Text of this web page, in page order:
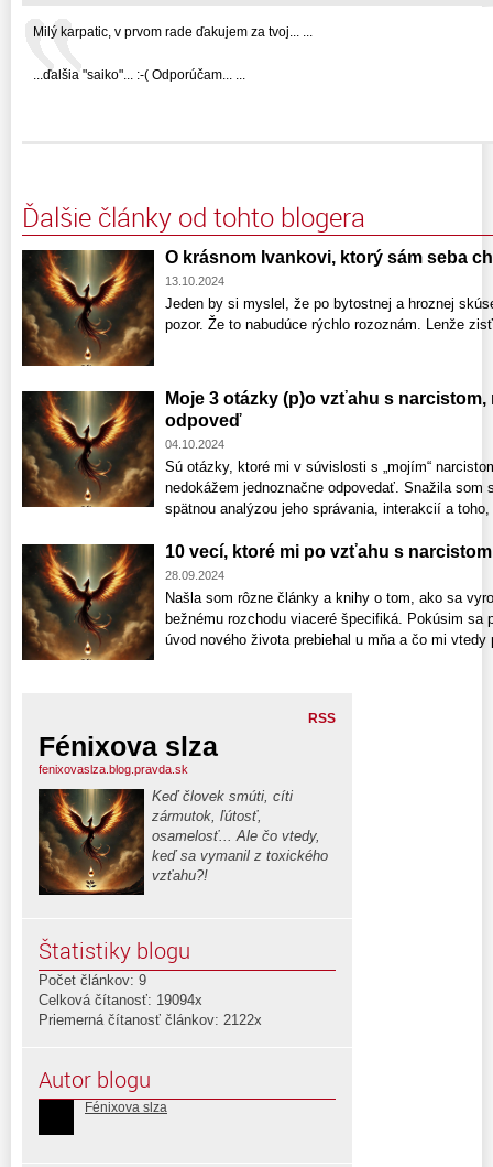
Milý karpatic, v prvom rade ďakujem za tvoj... ...
...ďalšia "saiko"... :-( Odporúčam... ...
Ďalšie články od tohto blogera
O krásnom Ivankovi, ktorý sám seba
13.10.2024
Jeden by si myslel, že po bytostnej a hroznej
pozor. Že to nabudúce rýchlo rozoznám. Lenže
Moje 3 otázky (p)o vzťahu s
odpoveď
04.10.2024
Sú otázky, ktoré mi v súvislosti s „mojím“
nedokážem jednoznačne odpovedať. Snažila
spätnou analýzou jeho správania, interakcií a
10 vecí, ktoré mi po vzťahu s
28.09.2024
Našla som rôzne články a knihy o tom, ako sa
bežnému rozchodu viaceré špecifiká. Pokúsim
úvod nového života prebiehal u mňa a čo mi vtedy
RSS
Fénixova slza
fenixovaslza.blog.pravda.sk
Keď človek smúti, cíti
zármutok, ľútosť,
osamelosť... Ale čo vtedy,
keď sa vymanil z toxického
vzťahu?!
Štatistiky blogu
Počet článkov: 9
Celková čítanosť: 19094x
Priemerná čítanosť článkov: 2122x
Autor blogu
Fénixova slza